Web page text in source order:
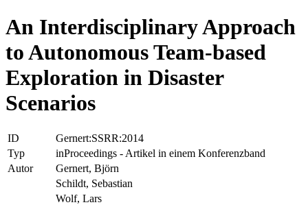
An Interdisciplinary Approach
to Autonomous Team-based
Exploration in Disaster
Scenarios
ID
Gernert:SSRR:2014
Typ
inProceedings - Artikel in einem Konferenzband
Autor
Gernert, Björn
Schildt, Sebastian
Wolf, Lars